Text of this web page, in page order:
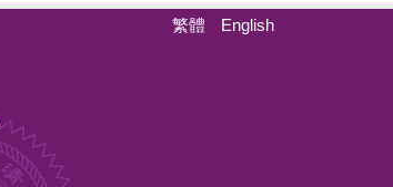
繁體 English